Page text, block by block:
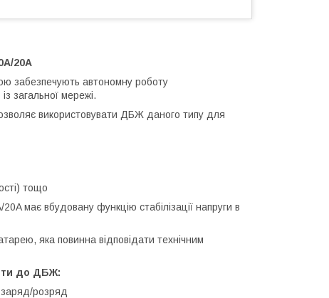
20A
забезпечують автономну роботу
загальної мережі.
використовувати ДБЖ даного типу для
тощо
має вбудовану функцію стабілізації напруги в
яка повинна відповідати технічним
до ДБЖ:
заряд/розряд